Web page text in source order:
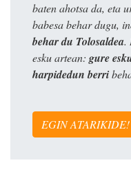
baten ahotsa da, eta
babesa behar dugu,
behar du Tolosaldea.
esku artean: gure
harpidedun berri
EGIN ATARIKIDE!